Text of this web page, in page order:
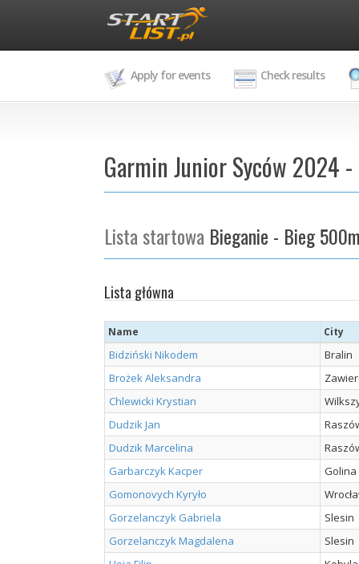
Apply for events Check results
Garmin Junior Syców 2024
Lista startowa Bieganie - Bieg
Lista główna
Name City
Bidziński Nikodem
Bralin
Brożek Aleksandra
Chlewicki Krystian
Dudzik Jan
Dudzik Marcelina
Garbarczyk Kacper
Golina
Gomonovych Kyryło
Gorzelanczyk Gabriela
Slesin
Gorzelanczyk Magdalena
Slesin